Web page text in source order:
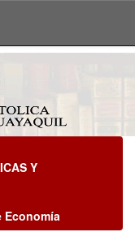
Y
Economía